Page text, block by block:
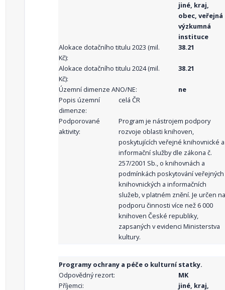
jiné, kraj,
obec, veřejná
výzkumná
instituce
Alokace dotačního titulu 2023 (mil.
Kč):
38.21
Alokace dotačního titulu 2024 (mil.
Kč):
38.21
Územní dimenze ANO/NE:
ne
Popis územní
dimenze:
celá ČR
Podporované
aktivity:
Program je nástrojem podpory
rozvoje oblasti knihoven,
poskytujících veřejné knihovnické a
informační služby dle zákona č.
257/2001 Sb., o knihovnách a
podmínkách poskytování veřejných
knihovnických a informačních
služeb, v platném znění. Je určen na
podporu činnosti více než 6 000
knihoven České republiky,
zapsaných v evidenci Ministerstva
kultury.
Programy ochrany a péče o kulturní statky.
Odpovědný rezort:
MK
Příjemci:
jiné, kraj,